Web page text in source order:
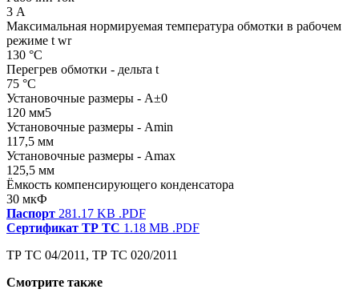
3 А
Максимальная нормируемая температура обмотки в рабочем
режиме t wr
130 °С
Перегрев обмотки - дельта t
75 °С
Установочные размеры - А±0
120 мм5
Установочные размеры - Аmin
117,5 мм
Установочные размеры - Аmax
125,5 мм
Ёмкость компенсирующего конденсатора
30 мкФ
Паспорт 281.17 KB .PDF
Сертификат ТР ТС 1.18 MB .PDF
ТР ТС 04/2011, ТР ТС 020/2011
Смотрите также